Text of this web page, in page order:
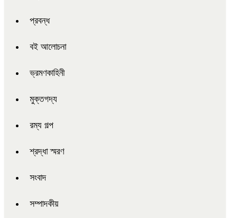
প্রবন্ধ
বই আলোচনা
ভ্রমণকাহিনী
মুক্তগদ্য
রম্য গল্প
শ্রদ্ধা স্মরণ
সংবাদ
সম্পাদকীয়